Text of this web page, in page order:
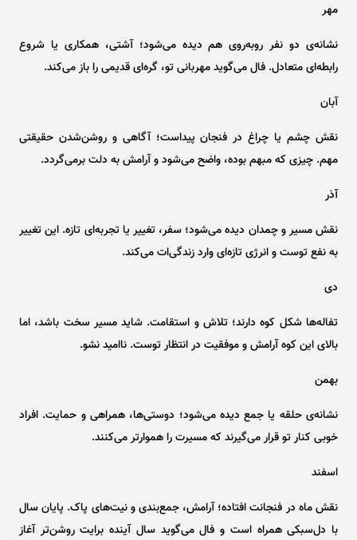
مهر
نشانه‌ی دو نفر روبه‌روی هم دیده می‌شود؛ آشتی، همکاری یا شروع
رابطه‌ای متعادل. فال می‌گوید مهربانی تو، گره‌ای قدیمی را باز می‌کند.
آبان
نقش چشم یا چراغ در فنجان پیداست؛ آگاهی و روشن‌شدن حقیقتی
مهم. چیزی که مبهم بوده، واضح می‌شود و آرامش به دلت برمی‌گردد.
آذر
نقش مسیر و چمدان دیده می‌شود؛ سفر، تغییر یا تجربه‌ای تازه. این تغییر
به نفع توست و انرژی تازه‌ای وارد زندگی‌ات می‌کند.
دی
تفاله‌ها شکل کوه دارند؛ تلاش و استقامت. شاید مسیر سخت باشد، اما
بالای این کوه آرامش و موفقیت در انتظار توست. ناامید نشو.
بهمن
نشانه‌ی حلقه یا جمع دیده می‌شود؛ دوستی‌ها، همراهی و حمایت. افراد
خوبی کنار تو قرار می‌گیرند که مسیرت را هموارتر می‌کنند.
اسفند
نقش ماه در فنجانت افتاده؛ آرامش، جمع‌بندی و نیت‌های پاک. پایان سال
با دل‌سبکی همراه است و فال می‌گوید سال آینده برایت روشن‌تر آغاز